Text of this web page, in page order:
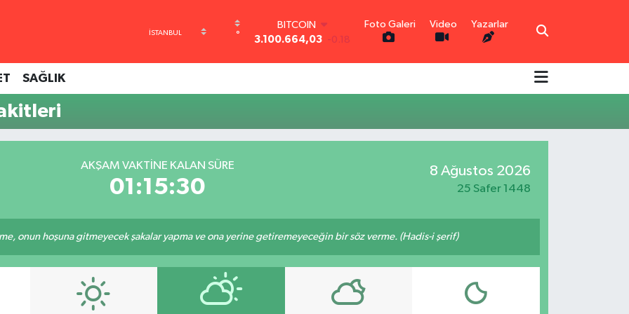
°
BITCOIN
3.100.664,03 -0.18
64,4811 0.38
GRAM ALTIN
Foto Galeri Video Yazarlar
SAĞLIK
AKŞAM VAKTINE KALAN SÜRE
01:15:30
8 Ağustos 2026
25 Safer 1448
onun hoşuna gitmeyecek şakalar yapma ve ona yerine getiremeyeceğin bir söz verme. (Hadis-i şerif)